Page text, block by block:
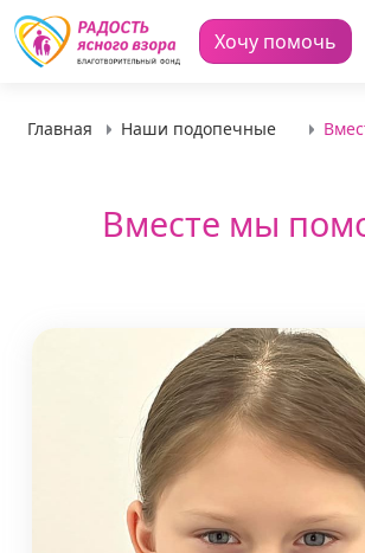
Хочу помочь
Главная Наши подопечные
Вместе мы